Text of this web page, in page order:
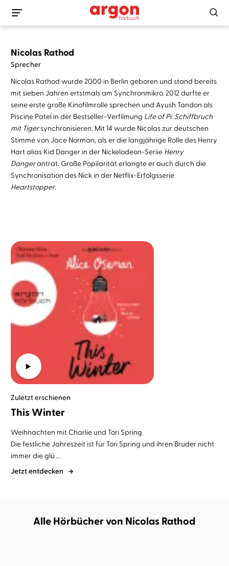
Nicolas Rathod
Sprecher
Nicolas Rathod wurde 2000 in Berlin geboren und stand bereits
mit sieben Jahren ertstmals am Synchronmikro. 2012 durfte er
seine erste große Kinofilmrolle sprechen und Ayush Tandon als
Piscine Patel in der Bestseller-Verfilmung Life of Pi: Schiffbruch
mit Tigersynchronisieren. Mit 14 wurde Nicolas zur deutschen
Stimme von Jace Norman, als er die langjährige Rolle des Henry
Hart alias Kid Danger in der Nickelodeon-Seriie Henry
Dangerantrat. Große Popilarität erlangte er auch durch die
Synchronisation des Nick in der Netflix-Erfolgsserie
Heartstopper.
Zuletzt erschienen
This Winter
Weihnachten mit Charlie und Tori Spring
Die festliche Jahreszeit ist für Tori Spring und ihren Bruder nicht
immer die glü ...
Jetzt entdecken
Alle Hörbücher von Nicolas Rathod